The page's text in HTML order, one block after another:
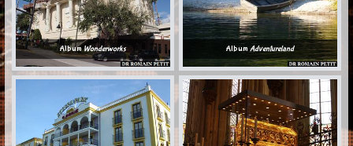
AlbumWonderworks Album Adventureland